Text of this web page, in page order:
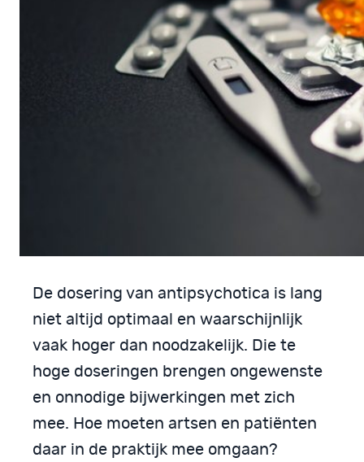
De dosering van antipsychotica is lang
niet altijd optimaal en waarschijnlijk
vaak hoger dan noodzakelijk. Die te
hoge doseringen brengen ongewenste
en onnodige bijwerkingen met zich
mee. Hoe moeten artsen en patiënten
daar in de praktijk mee omgaan?